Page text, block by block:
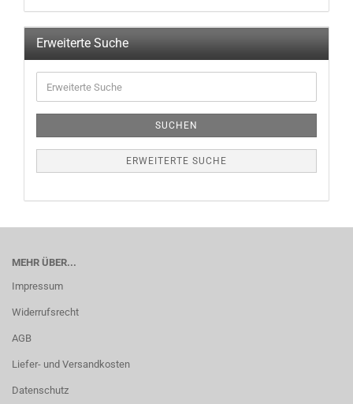
Erweiterte Suche
SUCHEN
ERWEITERTE SUCHE
MEHR ÜBER...
Impressum
Widerrufsrecht
AGB
Liefer- und Versandkosten
Datenschutz